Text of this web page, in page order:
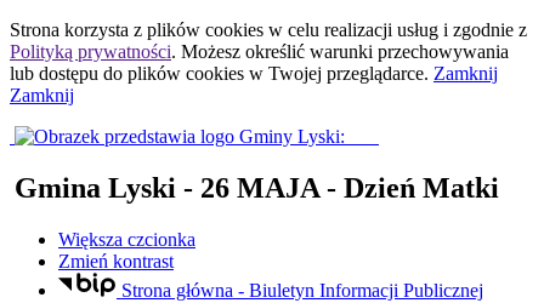
Strona korzysta z plików cookies w celu realizacji usług i zgodnie z
Polityką prywatności. Możesz określić warunki przechowywania
lub dostępu do plików cookies w Twojej przeglądarce. Zamknij
Zamknij
Gmina Lyski - 26 MAJA - Dzień Matki
Większa czcionka
Zmień kontrast
Strona główna - Biuletyn Informacji Publicznej